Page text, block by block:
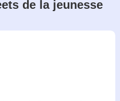
de la jeunesse